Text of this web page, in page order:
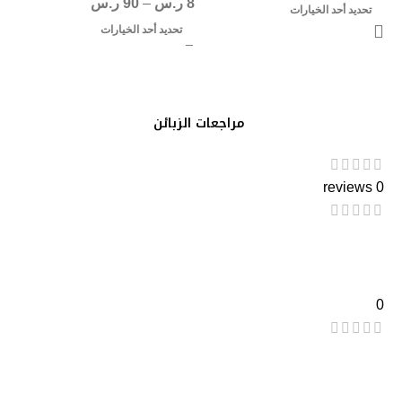
تحديد أحد الخيارات 8 ر.س –
90 ر.س
تحديد أحد الخيارات
مراجعات الزبائن
0 reviews
0